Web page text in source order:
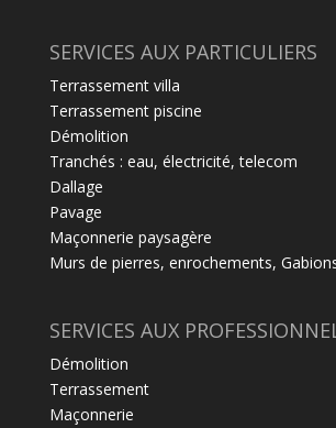
SERVICES AUX PARTICULIERS
Terrassement villa
Terrassement piscine
Démolition
Tranchés : eau, électricité, telecom
Dallage
Pavage
Maçonnerie paysagère
Murs de pierres, enrochements,
SERVICES AUX
Démolition
Terrassement
Maçonnerie